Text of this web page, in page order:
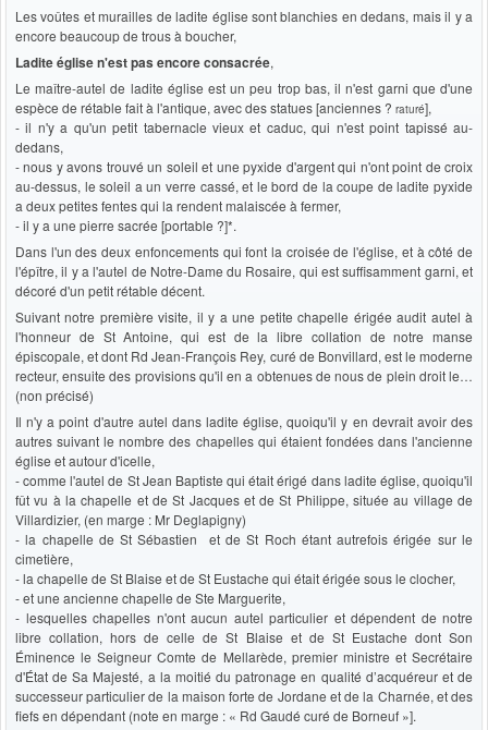
Les voûtes et murailles de ladite église sont blanchies en dedans, mais il y a
encore beaucoup de trous à boucher,
Ladite église n'est pas encore consacrée,
Le maître-autel de ladite église est un peu trop bas, il n'est garni que d'une
espèce de rétable fait à l'antique, avec des statues [anciennes ? raturé],
- il n'y a qu'un petit tabernacle vieux et caduc, qui n'est point tapissé au-
dedans,
- nous y avons trouvé un soleil et une pyxide d'argent qui n'ont point de croix
au-dessus, le soleil a un verre cassé, et le bord de la coupe de ladite pyxide
a deux petites fentes qui la rendent malaiscée à fermer,
- il y a une pierre sacrée [portable ?]*.
Dans l'un des deux enfoncements qui font la croisée de l'église, et à côté de
l'épître, il y a l'autel de Notre-Dame du Rosaire, qui est suffisamment garni, et
décoré d'un petit rétable décent.
Suivant notre première visite, il y a une petite chapelle érigée audit autel à
l'honneur de St Antoine, qui est de la libre collation de notre manse
épiscopale, et dont Rd Jean-François Rey, curé de Bonvillard, est le moderne
recteur, ensuite des provisions qu'il en a obtenues de nous de plein droit le…
(non précisé)
Il n'y a point d'autre autel dans ladite église, quoiqu'il y en devrait avoir des
autres suivant le nombre des chapelles qui étaient fondées dans l'ancienne
église et autour d'icelle,
- comme l'autel de St Jean Baptiste qui était érigé dans ladite église, quoiqu'il
fût vu à la chapelle et de St Jacques et de St Philippe, située au village de
Villardizier, (en marge : Mr Deglapigny)
- la chapelle de St Sébastien et de St Roch étant autrefois érigée sur le
cimetière,
- la chapelle de St Blaise et de St Eustache qui était érigée sous le clocher,
- et une ancienne chapelle de Ste Marguerite,
- lesquelles chapelles n'ont aucun autel particulier et dépendent de notre
libre collation, hors de celle de St Blaise et de St Eustache dont Son
Éminence le Seigneur Comte de Mellarède, premier ministre et Secrétaire
d'État de Sa Majesté, a la moitié du patronage en qualité d’acquéreur et de
successeur particulier de la maison forte de Jordane et de la Charnée, et des
fiefs en dépendant (note en marge : « Rd Gaudé curé de Borneuf »].